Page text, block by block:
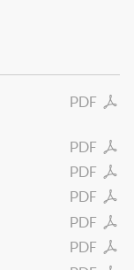
PDF
PDF
PDF
PDF
PDF
PDF